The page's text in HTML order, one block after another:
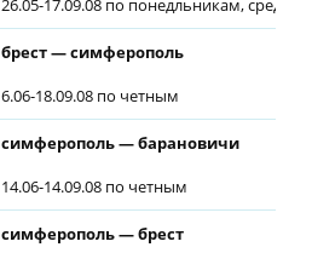
26.05-17.09.08 по понедльникам,
брест — симферополь
6.06-18.09.08 по четным
симферополь — барановичи
14.06-14.09.08 по четным
симферополь — брест